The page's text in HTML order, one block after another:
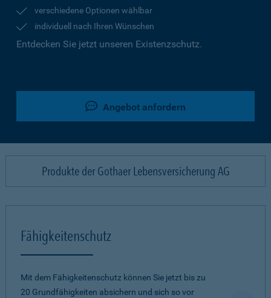
verschiedene Optionen wählbar
individuell nach Ihren Wünschen
Entdecken Sie jetzt unseren Existenzschutz.
Angebot anfordern
Produkte der Gothaer Lebensversicherung AG
Fähigkeitenschutz
Mit dem Fähigkeitenschutz können Sie jetzt bis zu
20 Grundfähigkeiten absichern und sich so vor